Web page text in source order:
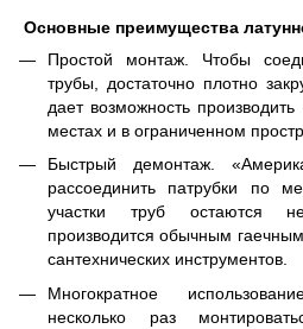
Основные преимущества
Простой монтаж. Чтобы
трубы, достаточно плотно
дает возможность
местах и в ограниченном
Быстрый демонтаж.
рассоединить патрубки по
участки труб остаются
производится обычным
сантехнических инструментов.
Многократное
несколько раз